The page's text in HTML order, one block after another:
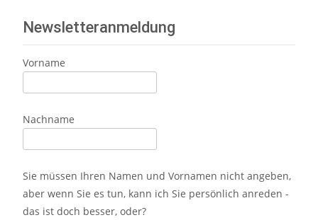
Newsletteranmeldung
Vorname
Nachname
Sie müssen Ihren Namen und Vornamen nicht angeben,
aber wenn Sie es tun, kann ich Sie persönlich anreden -
das ist doch besser, oder?